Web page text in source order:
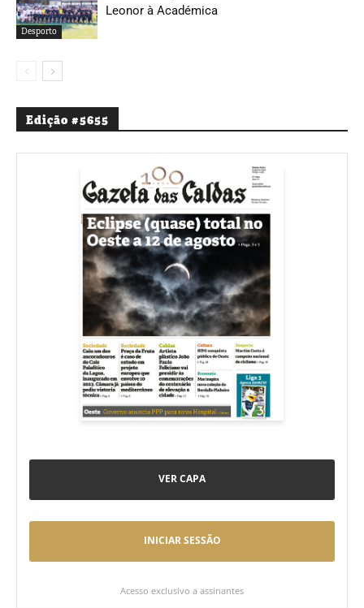
Desporto
Leonor à Académica
Edição #5655
VER CAPA
INICIAR SESSÃO
Acesso exclusivo a assinantes